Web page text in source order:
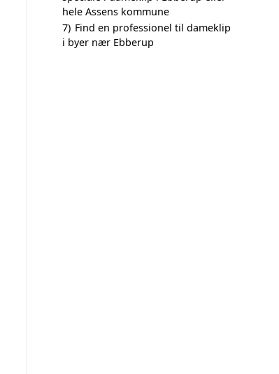
hele Assens kommune
7) Find en professionel til dameklip
i byer nær Ebberup